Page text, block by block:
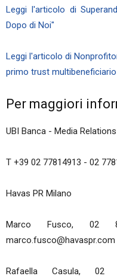
Leggi l'articolo di
Dopo di Noi"
Leggi l'articolo di
primo trust
Per maggiori
UBI Banca - Media Relations
T +39 02 77814913 - 02
Havas PR Milano
Marco Fusco, 02
marco.fusco@havaspr.com
Rafaella Casula, 02